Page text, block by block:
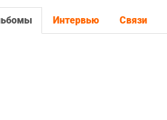
Интервью Связи